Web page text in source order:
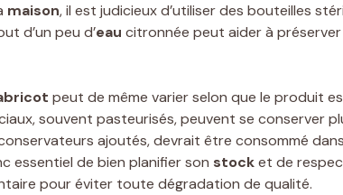
maison, il est judicieux d’utiliser des bouteilles
d’un peu d’eau citronnée peut aider à préserver
peut de même varier selon que le produit
souvent pasteurisés, peuvent se conserver
ajoutés, devrait être consommé
essentiel de bien planifier son stocket de
pour éviter toute dégradation de qualité.